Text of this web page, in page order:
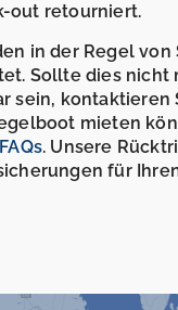
out retourniert.
in der Regel von
Sollte dies nicht
sein, kontaktieren
mieten
. Unsere
für